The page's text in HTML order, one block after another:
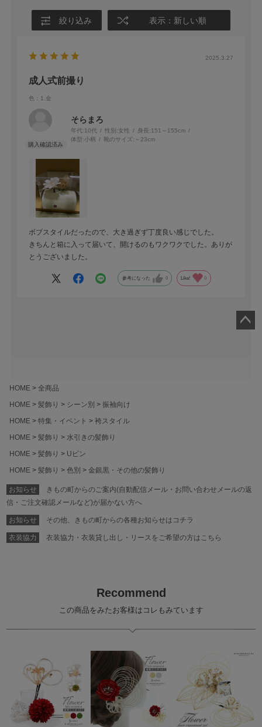
絞り込み 表示：新しい順
2025.3.27
成人式前撮り
色：1.金
そらまろ
年代:10代 性別:女性 身長:151～155cm
体型:小柄 靴のサイズ: ～23cm
ボブスタイルだったので、大き過ぎず丁度良い感じでした。
きちんと箱に入って届いて、開けるのもワクワクでした。ありが
とうございました。
参考になった 0 Like! 0
HOME
全商品
HOME
髪飾り シーン別
振袖向け
HOME
特集・イベント
袴スタイル
HOME
髪飾り
水引きの髪飾り
HOME
髪飾り
Uピン
HOME
髪飾り 色別 金銀黒・その他の髪飾り
お知らせ
きもの町からのご案内(自動配信メール・お問い合わせメールの返
信・ご注文確認メールなど)が届かない方へ
お知らせ その他、きもの町からの各種お知らせはコチラ
衣装協力 衣装協力・衣装貸し出し・リースをご希望の方はこちら
Recommend
この商品をみたお客様はコレもみています